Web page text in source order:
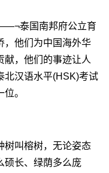
泰国南邦府公立育
，他们为中国海外华
献，他们的事迹让人
北汉语水平(HSK)考试
。
叫榕树，无论姿态
硕长、绿荫多么庞